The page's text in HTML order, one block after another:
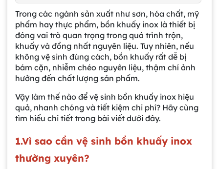
Trong các ngành sản xuất như sơn, hóa chất, mỹ
phẩm hay thực phẩm, bồn khuấy inox là thiết bị
đóng vai trò quan trọng trong quá trình trộn,
khuấy và đồng nhất nguyên liệu. Tuy nhiên, nếu
không vệ sinh đúng cách, bồn khuấy rất dễ bị
bám cặn, nhiễm chéo nguyên liệu, thậm chí ảnh
hưởng đến chất lượng sản phẩm.
Vậy làm thế nào để vệ sinh bồn khuấy inox hiệu
quả, nhanh chóng và tiết kiệm chi phí? Hãy cùng
tìm hiểu chi tiết trong bài viết dưới đây.
1.Vì sao cần vệ sinh bồn khuấy inox
thường xuyên?